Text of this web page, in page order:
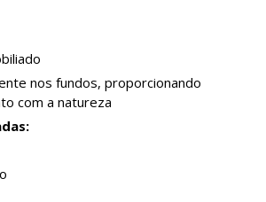
nos fundos, proporcionando
com a natureza